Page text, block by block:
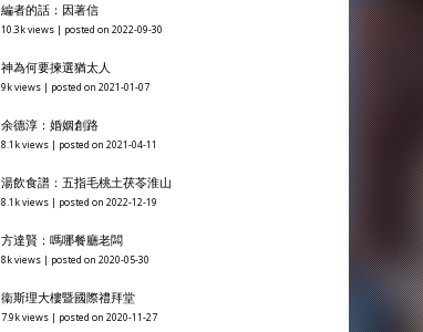
編者的話：因著信
10.3k views posted on 2022-09-30
神為何要揀選猶太人
9k views posted on 2021-01-07
余德淳：婚姻創路
8.1k views posted on 2021-04-11
湯飲食譜：五指毛桃土茯苓淮山
8.1k views posted on 2022-12-19
方達賢：嗎哪餐廳老闆
8k views posted on 2020-05-30
衞斯理大樓暨國際禮拜堂
7.9k views posted on 2020-11-27